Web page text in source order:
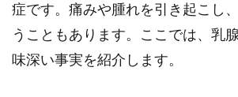
症です。痛みや腫れを引き起こし
うこともあります。ここでは、乳
味深い事実を紹介します。